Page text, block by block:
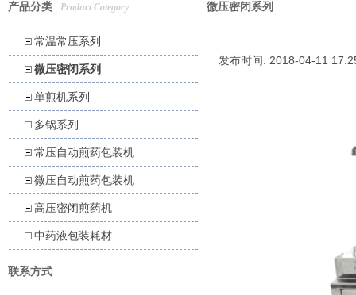
产品分类 Product Category
常温常压系列
微压密闭系列
单煎机系列
多锅系列
常压自动煎药包装机
微压自动煎药包装机
高压密闭煎药机
中药液包装耗材
联系方式
微压密闭系列
发布时间: 2018-04-11